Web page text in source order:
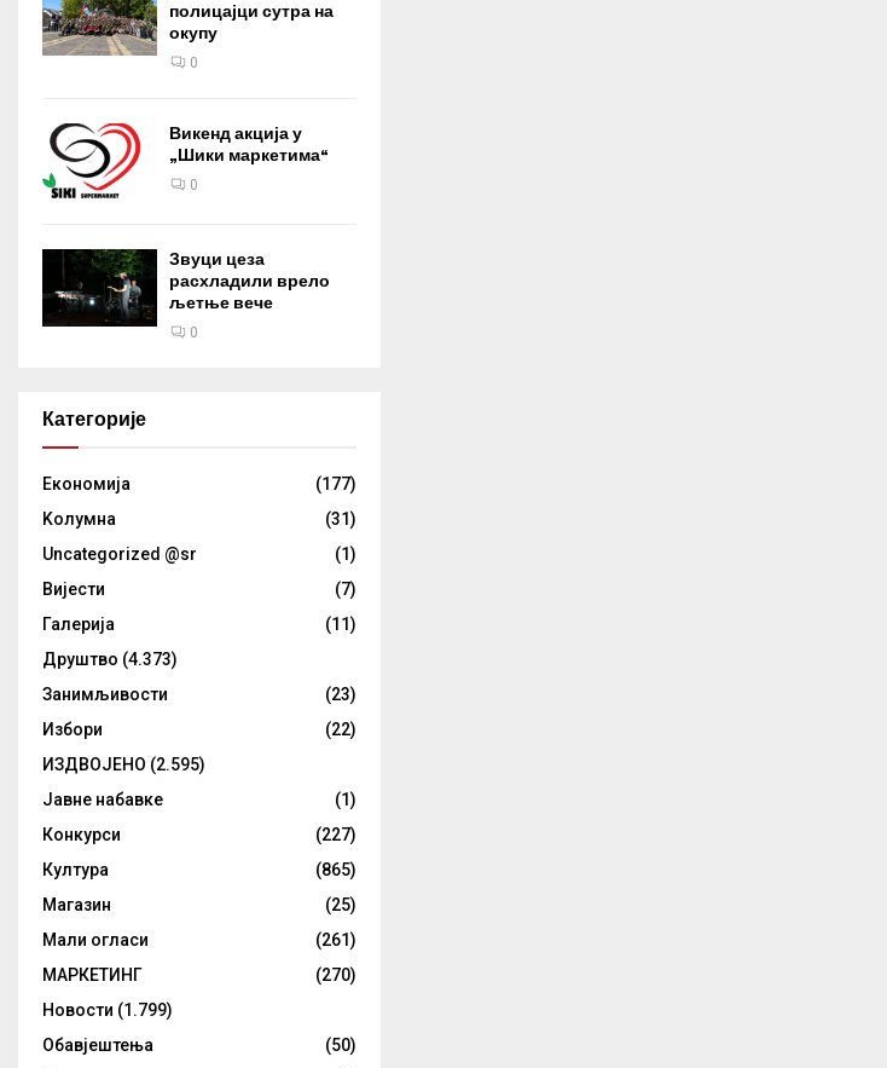
полицајци сутра на
окупу
0
Викенд акција у
„Шики маркетима“
0
Звуци цеза
расхладили врело
љетње вече
0
Категорије
Eкономија
(177)
Kолумнa
(31)
Uncategorized @sr
(1)
Вијести
(7)
Галерија
(11)
Друштво (4.373)
Занимљивости
(23)
Избори
(22)
ИЗДВОЈЕНО (2.595)
Јавне набавке
(1)
Конкурси
(227)
Култура
(865)
Магазин
(25)
Мали огласи
(261)
МАРКЕТИНГ
(270)
Новости (1.799)
Обавјештења
(50)